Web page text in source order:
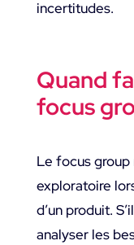
incertitudes.
Quand
focus
Le focus group
exploratoire
d’un produit.
analyser les